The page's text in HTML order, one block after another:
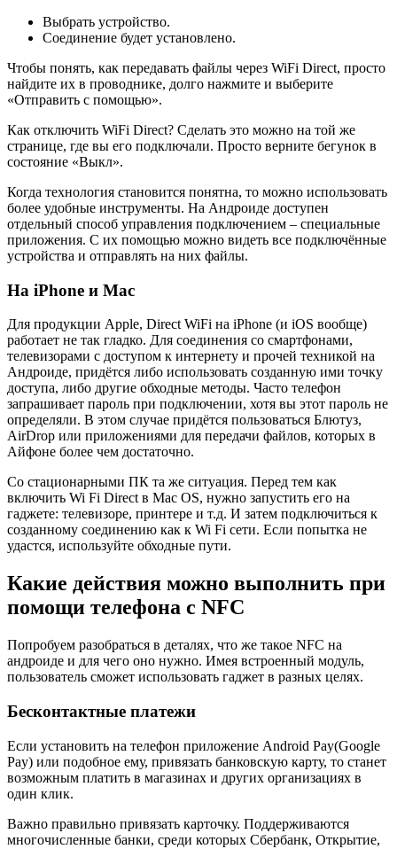
Выбрать устройство.
Соединение будет установлено.
Чтобы понять, как передавать файлы через WiFi Direct, просто
найдите их в проводнике, долго нажмите и выберите
«Отправить с помощью».
Как отключить WiFi Direct? Сделать это можно на той же
странице, где вы его подключали. Просто верните бегунок в
состояние «Выкл».
Когда технология становится понятна, то можно использовать
более удобные инструменты. На Андроиде доступен
отдельный способ управления подключением – специальные
приложения. С их помощью можно видеть все подключённые
устройства и отправлять на них файлы.
На iPhone и Mac
Для продукции Apple, Direct WiFi на iPhone (и iOS вообще)
работает не так гладко. Для соединения со смартфонами,
телевизорами с доступом к интернету и прочей техникой на
Андроиде, придётся либо использовать созданную ими точку
доступа, либо другие обходные методы. Часто телефон
запрашивает пароль при подключении, хотя вы этот пароль не
определяли. В этом случае придётся пользоваться Блютуз,
AirDrop или приложениями для передачи файлов, которых в
Айфоне более чем достаточно.
Со стационарными ПК та же ситуация. Перед тем как
включить Wi Fi Direct в Mac OS, нужно запустить его на
гаджете: телевизоре, принтере и т.д. И затем подключиться к
созданному соединению как к Wi Fi сети. Если попытка не
удастся, используйте обходные пути.
Какие действия можно выполнить при
помощи телефона с NFC
Попробуем разобраться в деталях, что же такое NFC на
андроиде и для чего оно нужно. Имея встроенный модуль,
пользователь сможет использовать гаджет в разных целях.
Бесконтактные платежи
Если установить на телефон приложение Android Pay(Google
Pay) или подобное ему, привязать банковскую карту, то станет
возможным платить в магазинах и других организациях в
один клик.
Важно правильно привязать карточку. Поддерживаются
многочисленные банки, среди которых Сбербанк, Открытие,